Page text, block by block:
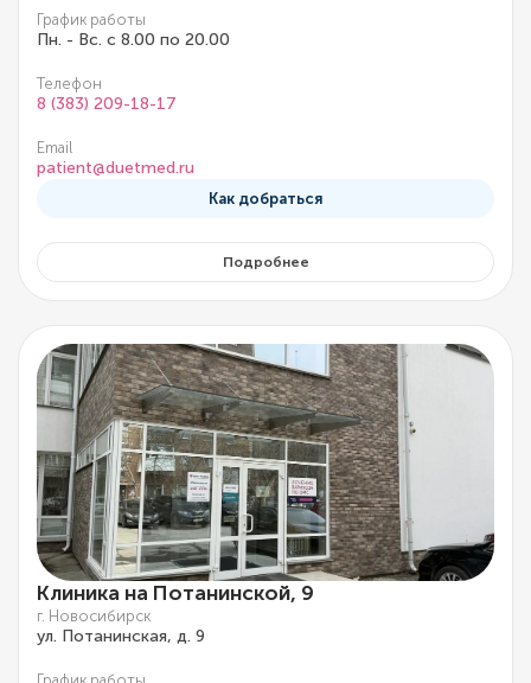
График работы
Пн. - Вс. с 8.00 по 20.00
Телефон
8 (383) 209-18-17
Email
patient@duetmed.ru
Как добраться
Подробнее
Клиника на Потанинской, 9
г. Новосибирск
ул. Потанинская, д. 9